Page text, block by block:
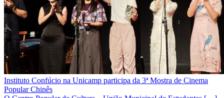
Instituto Confúcio na Unicamp participa da 3ª Mostra de Cinema
Popular Chinês